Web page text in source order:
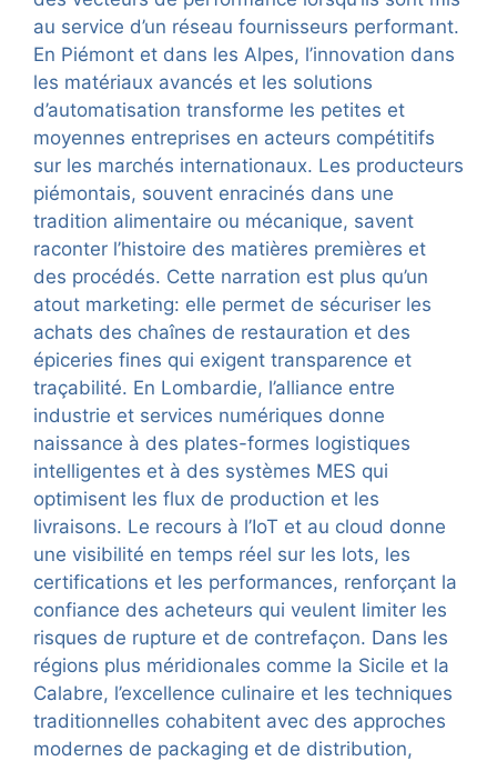
au service d’un réseau fournisseurs performant.
En Piémont et dans les Alpes, l’innovation dans
les matériaux avancés et les solutions
d’automatisation transforme les petites et
moyennes entreprises en acteurs compétitifs
sur les marchés internationaux. Les producteurs
piémontais, souvent enracinés dans une
tradition alimentaire ou mécanique, savent
raconter l’histoire des matières premières et
des procédés. Cette narration est plus qu’un
atout marketing: elle permet de sécuriser les
achats des chaînes de restauration et des
épiceries fines qui exigent transparence et
traçabilité. En Lombardie, l’alliance entre
industrie et services numériques donne
naissance à des plates-formes logistiques
intelligentes et à des systèmes MES qui
optimisent les flux de production et les
livraisons. Le recours à l’IoT et au cloud donne
une visibilité en temps réel sur les lots, les
certifications et les performances, renforçant la
confiance des acheteurs qui veulent limiter les
risques de rupture et de contrefaçon. Dans les
régions plus méridionales comme la Sicile et la
Calabre, l’excellence culinaire et les techniques
traditionnelles cohabitent avec des approches
modernes de packaging et de distribution,